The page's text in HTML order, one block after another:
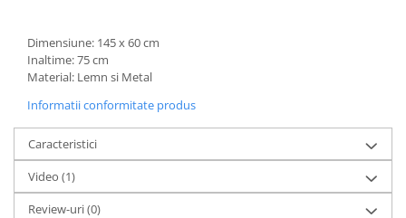
Dimensiune: 145 x 60 cm
Inaltime: 75 cm
Material: Lemn si Metal
Informatii conformitate produs
Caracteristici
Video (1)
Review-uri(0)